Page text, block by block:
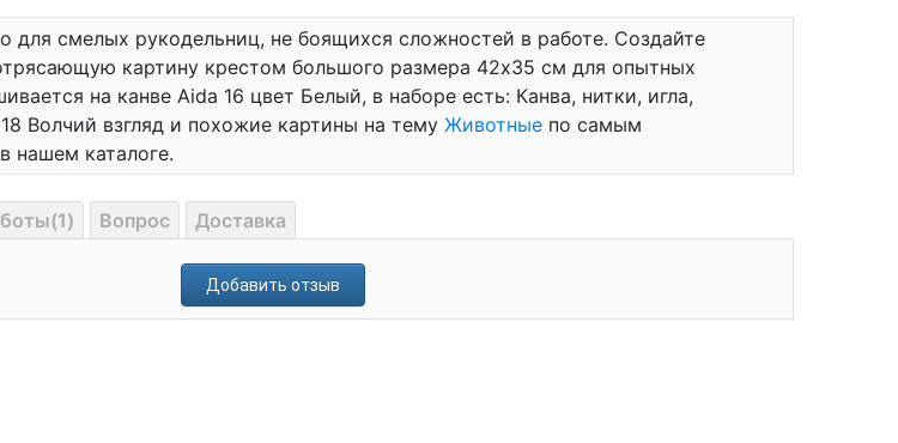
для смелых рукодельниц, не боящихся сложностей в работе. Создайте
картину крестом большого размера 42x35 см для опытных
на канве Aida 16 цвет Белый, в наборе есть: Канва, нитки, игла,
Волчий взгляд и похожие картины на тему Животные по самым
нашем каталоге.
Вопрос Доставка
Добавить отзыв